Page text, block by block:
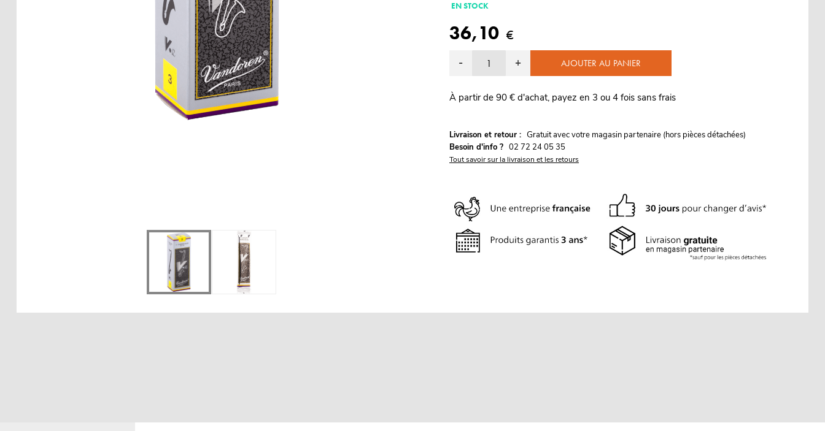
EN STOCK
36,10 €
- + AJOUTER AU PANIER
À partir de 90 € d'achat, payez en 3 ou 4 fois sans frais
Livraison et retour : Gratuit avec votre magasin partenaire (hors pièces détachées)
Besoin d'info ? 02 72 24 05 35
Tout savoir sur la livraison et les retours